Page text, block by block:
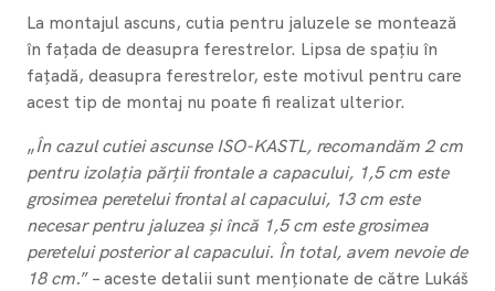
La montajul ascuns, cutia pentru jaluzele se montează
în fațada de deasupra ferestrelor. Lipsa de spațiu în
fațadă, deasupra ferestrelor, este motivul pentru care
acest tip de montaj nu poate fi realizat ulterior.
„În cazul cutiei ascunse ISO-KASTL, recomandăm 2 cm
pentru izolația părții frontale a capacului, 1,5 cm este
grosimea peretelui frontal al capacului, 13 cm este
necesar pentru jaluzea și încă 1,5 cm este grosimea
peretelui posterior al capacului. În total, avem nevoie de
18 cm.” – aceste detalii sunt menționate de către Lukáš